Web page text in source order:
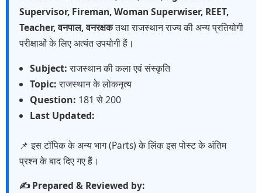
Supervisor, Fireman, Woman Superwiser, REET,
Teacher, वनपाल, वनरक्षकतथा राजस्थान राज्य की अन्य प्रतियोगी
परीक्षाओं के लिए अत्यंत उपयोगी हैं।
Subject:राजस्थान की कला एवं संस्कृति
Topic:राजस्थान के लोकनृत्य
Question: 181 से 200
Last Updated:
📌 इस टॉपिक के अन्य भाग (Parts) के लिंक इस पोस्ट के अंतिम
प्रश्न के बाद दिए गए हैं।
✍️ Prepared & Reviewed by: